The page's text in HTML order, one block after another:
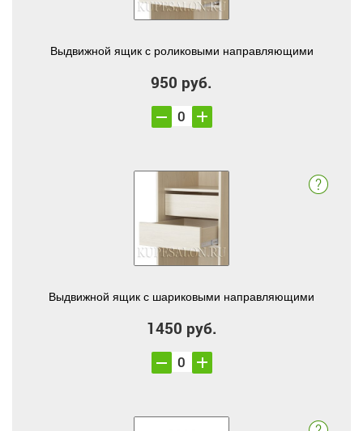
Выдвижной ящик с роликовыми направляющими
950 руб.
Выдвижной ящик с шариковыми направляющими
1450 руб.